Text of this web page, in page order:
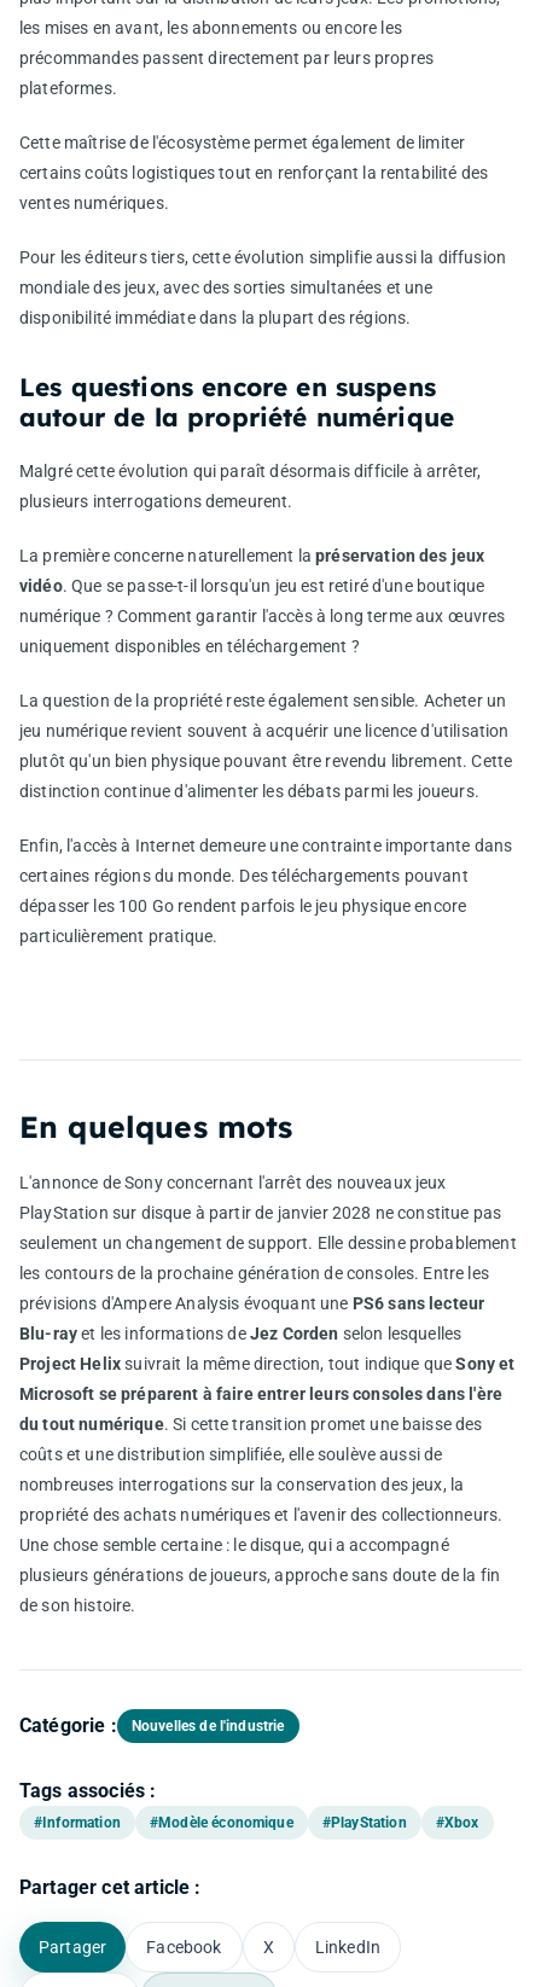
les mises en avant, les abonnements ou encore les
précommandes passent directement par leurs propres
plateformes.
Cette maîtrise de l'écosystème permet également de limiter
certains coûts logistiques tout en renforçant la rentabilité des
ventes numériques.
Pour les éditeurs tiers, cette évolution simplifie aussi la diffusion
mondiale des jeux, avec des sorties simultanées et une
disponibilité immédiate dans la plupart des régions.
Les questions encore en suspens
autour de la propriété numérique
Malgré cette évolution qui paraît désormais difficile à arrêter,
plusieurs interrogations demeurent.
La première concerne naturellement lapréservation des jeux
vidéo. Que se passe-t-il lorsqu'un jeu est retiré d'une boutique
numérique ? Comment garantir l'accès à long terme aux œuvres
uniquement disponibles en téléchargement ?
La question de la propriété reste également sensible. Acheter un
jeu numérique revient souvent à acquérir une licence d'utilisation
plutôt qu'un bien physique pouvant être revendu librement. Cette
distinction continue d'alimenter les débats parmi les joueurs.
Enfin, l'accès à Internet demeure une contrainte importante dans
certaines régions du monde. Des téléchargements pouvant
dépasser les 100 Go rendent parfois le jeu physique encore
particulièrement pratique.
En quelques mots
L'annonce de Sony concernant l'arrêt des nouveaux jeux
PlayStation sur disque à partir de janvier 2028 ne constitue pas
seulement un changement de support. Elle dessine probablement
les contours de la prochaine génération de consoles. Entre les
prévisions d'Ampere Analysis évoquant une PS6 sans lecteur
Blu-rayet les informations deJez Corden selon lesquelles
Project Helixsuivrait la même direction, tout indique queSony et
Microsoft se préparent à faire entrer leurs consoles dans l'ère
du tout numérique. Si cette transition promet une baisse des
coûts et une distribution simplifiée, elle soulève aussi de
nombreuses interrogations sur la conservation des jeux, la
propriété des achats numériques et l'avenir des collectionneurs.
Une chose semble certaine : le disque, qui a accompagné
plusieurs générations de joueurs, approche sans doute de la fin
de son histoire.
Catégorie : Nouvelles de l'industrie
Tags associés :
#Information #Modèle économique #PlayStation #Xbox
Partager cet article :
Partager Facebook X LinkedIn